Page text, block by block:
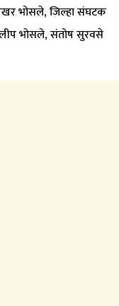
शेखर भोसले, जिल्हा संघटक
भोसले, संतोष सुरवसे